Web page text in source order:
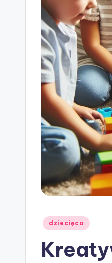
Posted
dziecięca